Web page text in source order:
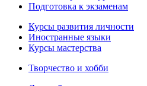
Подготовка к экзаменам
Курсы развития личности
Иностранные языки
Курсы мастерства
Творчество и хобби